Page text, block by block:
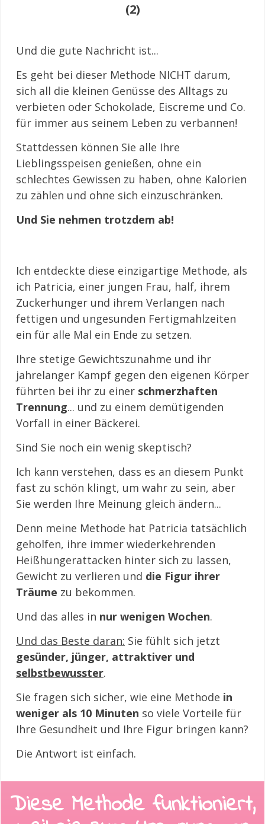
(2)
Und die gute Nachricht ist...
Es geht bei dieser Methode NICHT darum,
sich all die kleinen Genüsse des Alltags zu
verbieten oder Schokolade, Eiscreme und Co.
für immer aus seinem Leben zu verbannen!
Stattdessen können Sie alle Ihre
Lieblingsspeisen genießen, ohne ein
schlechtes Gewissen zu haben, ohne Kalorien
zu zählen und ohne sich einzuschränken.
Und Sie nehmen trotzdem ab!
Ich entdeckte diese einzigartige Methode, als
ich Patricia, einer jungen Frau, half, ihrem
Zuckerhunger und ihrem Verlangen nach
fettigen und ungesunden Fertigmahlzeiten
ein für alle Mal ein Ende zu setzen.
Ihre stetige Gewichtszunahme und ihr
jahrelanger Kampf gegen den eigenen Körper
führten bei ihr zu einer schmerzhaften
Trennung... und zu einem demütigenden
Vorfall in einer Bäckerei.
Sind Sie noch ein wenig skeptisch?
Ich kann verstehen, dass es an diesem Punkt
fast zu schön klingt, um wahr zu sein, aber
Sie werden Ihre Meinung gleich ändern...
Denn meine Methode hat Patricia tatsächlich
geholfen, ihre immer wiederkehrenden
Heißhungerattacken hinter sich zu lassen,
Gewicht zu verlieren und die Figur ihrer
Träume zu bekommen.
Und das alles in nur wenigen Wochen.
Und das Beste daran: Sie fühlt sich jetzt
gesünder, jünger, attraktiver und
selbstbewusster.
Sie fragen sich sicher, wie eine Methode in
weniger als 10 Minuten so viele Vorteile für
Ihre Gesundheit und Ihre Figur bringen kann?
Die Antwort ist einfach.
Diese Methode funktioniert,